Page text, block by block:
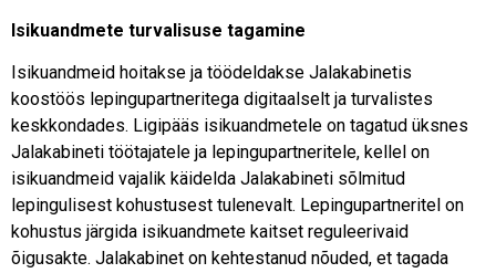
Isikuandmete turvalisuse tagamine
Isikuandmeid hoitakse ja töödeldakse Jalakabinetis
koostöös lepingupartneritega digitaalselt ja turvalistes
keskkondades. Ligipääs isikuandmetele on tagatud üksnes
Jalakabineti töötajatele ja lepingupartneritele, kellel on
isikuandmeid vajalik käidelda Jalakabineti sõlmitud
lepingulisest kohustusest tulenevalt. Lepingupartneritel on
kohustus järgida isikuandmete kaitset reguleerivaid
õigusakte. Jalakabinet on kehtestanud nõuded, et tagada